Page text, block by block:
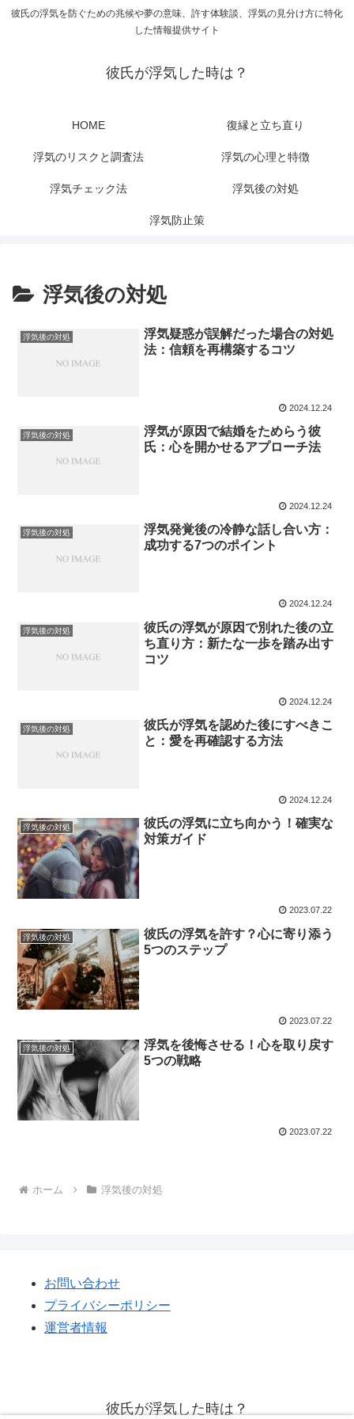
彼氏の浮気を防ぐための兆候や夢の意味、許す体験談、浮気の見分け方に特化
した情報提供サイト
彼氏が浮気した時は？
HOME 復縁と立ち直り
浮気のリスクと調査法 浮気の心理と特徴
浮気チェック法 浮気後の対処
浮気防止策
浮気後の対処
浮気後の対処
浮気疑惑が誤解だった場合の対処
法：信頼を再構築するコツ
2024.12.24
浮気後の対処
浮気が原因で結婚をためらう彼
氏：心を開かせるアプローチ法
2024.12.24
浮気後の対処
浮気発覚後の冷静な話し合い方：
成功する7つのポイント
2024.12.24
浮気後の対処
彼氏の浮気が原因で別れた後の立
ち直り方：新たな一歩を踏み出す
コツ
2024.12.24
浮気後の対処
彼氏が浮気を認めた後にすべきこ
と：愛を再確認する方法
2024.12.24
浮気後の対処
彼氏の浮気に立ち向かう！確実な
対策ガイド
2023.07.22
浮気後の対処
彼氏の浮気を許す？心に寄り添う
5つのステップ
2023.07.22
浮気後の対処
浮気を後悔させる！心を取り戻す
5つの戦略
2023.07.22
ホーム 浮気後の対処
お問い合わせ
プライバシーポリシー
運営者情報
彼氏が浮気した時は？